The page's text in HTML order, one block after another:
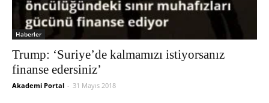
Haberler
Trump: ‘Suriye’de kalmamızı istiyorsanız
finanse edersiniz’
Akademi Portal - 31 Mayıs 2018